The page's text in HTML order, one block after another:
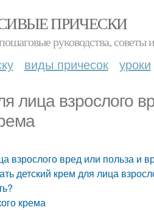
ПРИЧЕСКИ
руководства, советы
виды причесок уроки
лица взрослого
взрослого вред или польза и
детский крем для лица
крема